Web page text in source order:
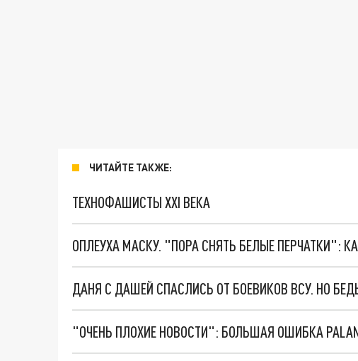
ЧИТАЙТЕ ТАКЖЕ:
ТЕХНОФАШИСТЫ XXI ВЕКА
ОПЛЕУХА МАСКУ. "ПОРА СНЯТЬ БЕЛЫЕ ПЕРЧАТКИ":
ДАНЯ С ДАШЕЙ СПАСЛИСЬ ОТ БОЕВИКОВ ВСУ. НО